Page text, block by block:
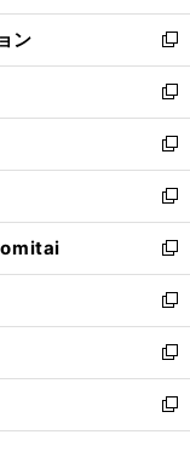
開
く
ウ
で
開
く
ン
ド
ウ
で
開
く
ウ
ィ
ン
ド
ウ
で
開
く
ン
新
し
い
ウ
ィ
ン
ド
ウ
で
開
く
新
し
い
ウ
ィ
ン
ド
ウ
で
開
く
新
し
い
ウ
ィ
ン
ド
ウ
で
開
く
新
し
い
ウ
ィ
ン
ド
ウ
で
開
新
し
い
ウ
ィ
ン
ド
ウ
新
し
い
ウ
ィ
ン
新
し
い
ウ
新
し